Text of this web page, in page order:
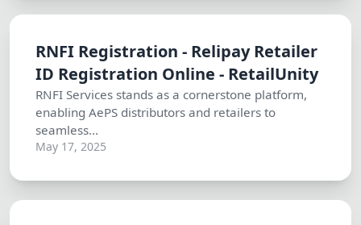
RNFI Registration - Relipay Retailer
ID Registration Online - RetailUnity
RNFI Services stands as a cornerstone platform,
enabling AePS distributors and retailers to
seamless...
May 17, 2025